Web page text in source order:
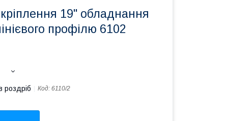
19" обладнання
профілю 6102
роздріб Код: 6110/2